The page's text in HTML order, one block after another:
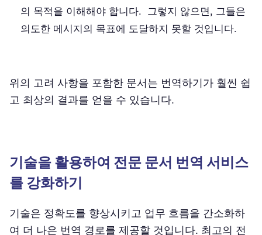
의 목적을 이해해야 합니다. 그렇지 않으면, 그들은
의도한 메시지의 목표에 도달하지 못할 것입니다.
위의 고려 사항을 포함한 문서는 번역하기가 훨씬 쉽
고 최상의 결과를 얻을 수 있습니다.
기술을 활용하여 전문 문서 번역 서비스
를 강화하기
기술은 정확도를 향상시키고 업무 흐름을 간소화하
여 더 나은 번역 경로를 제공할 것입니다. 최고의 전